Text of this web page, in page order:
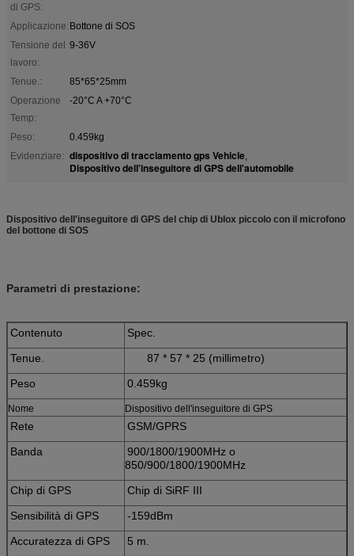
di GPS:
Applicazione: Bottone di SOS
Tensione del
lavoro:
9-36V
Tenue.:
85*65*25mm
Operazione
Temp:
-20°C A +70°C
Peso:
0.459kg
Evidenziare: dispositivo di tracciamento gps Vehicle,
Dispositivo dell'inseguitore di GPS dell'automobile
Dispositivo dell'inseguitore di GPS del chip di Ublox piccolo con il microfono
del bottone di SOS
Parametri di prestazione:
Contenuto
Spec.
Tenue.
87 * 57 * 25 (millimetro)
Peso
0.459kg
Nome Dispositivo dell'inseguitore di GPS
Rete
GSM/GPRS
Banda
900/1800/1900MHz o
850/900/1800/1900MHz
Chip di GPS
Chip di SiRF III
Sensibilità di GPS
-159dBm
Accuratezza di GPS
5 m.